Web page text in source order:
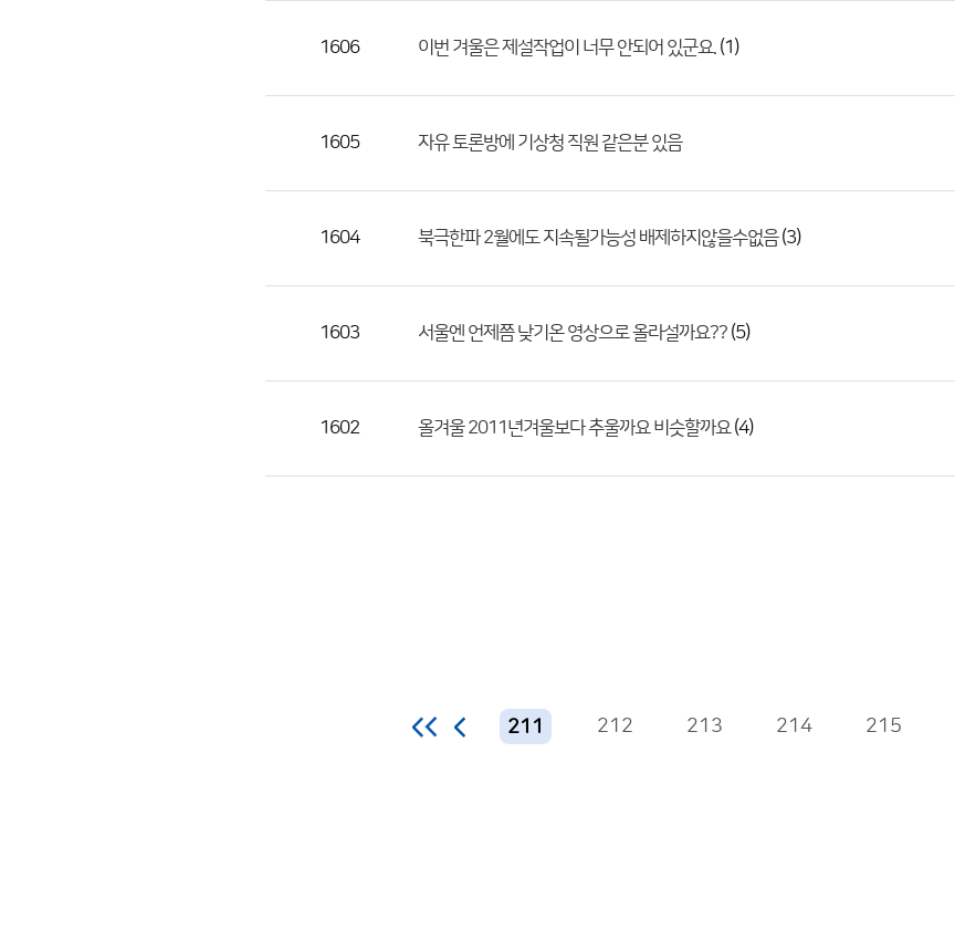
1606 이번 겨울은 제설작업이 너무 안되어 있군요. (1)
1605 자유 토론방에 기상청 직원 같은분 있음
1604 북극한파 2월에도 지속될가능성 배제하지않을수없음(3)
1603 서울엔 언제쯤 낮기온 영상으로 올라설까요?? (5)
1602 올겨울 2011년겨울보다 추울까요 비슷할까요(4)
211 212 213 214 215